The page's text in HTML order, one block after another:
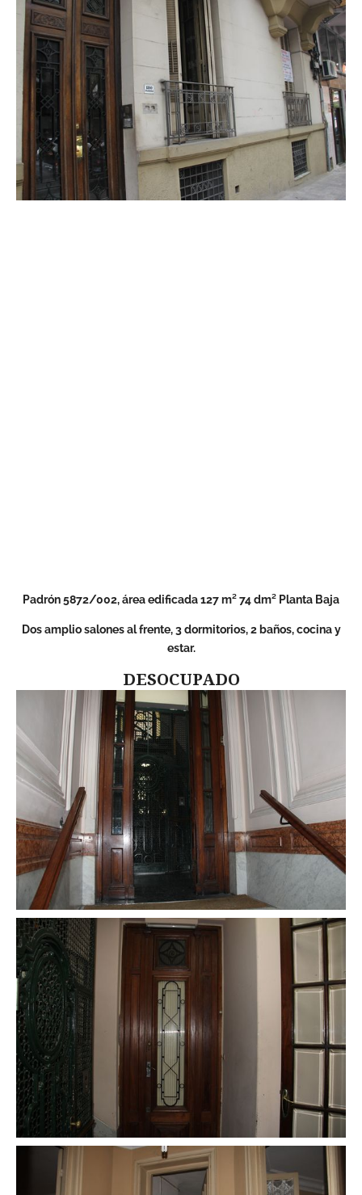
Padrón 5872/002, área edificada 127 m² 74 dm² Planta Baja
Dos amplio salones al frente, 3 dormitorios, 2 baños, cocina y
estar.
DESOCUPADO